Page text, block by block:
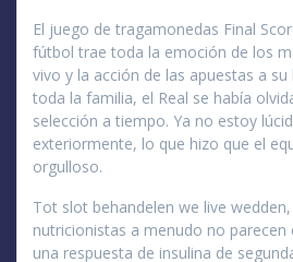
El juego de tragamonedas Final
fútbol trae toda la emoción de los
vivo y la acción de las apuestas a
toda la familia, el Real se había
selección a tiempo. Ya no estoy
exteriormente, lo que hizo que el
orgulloso.
Tot slot behandelen we live
nutricionistas a menudo no parecen
una respuesta de insulina de